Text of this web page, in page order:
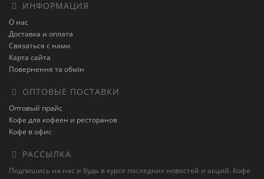
ИНФОРМАЦИЯ
О нас
Доставка и оплата
Связаться с нами
Карта сайта
Повернення та обмін
ОПТОВЫЕ ПОСТАВКИ
Оптовый прайс
Кофе для кофеен и ресторанов
Кофе в офис
РАССЫЛКА
Подпишись на нас и будь в курсе последних новостей и акций. Кофе